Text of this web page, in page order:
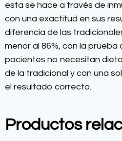
esta se hace a través de
con una exactitud en sus
diferencia de las
menor al 86%, con la prueba
pacientes no necesitan
de la tradicional y con una
el resultado correcto.
Productos